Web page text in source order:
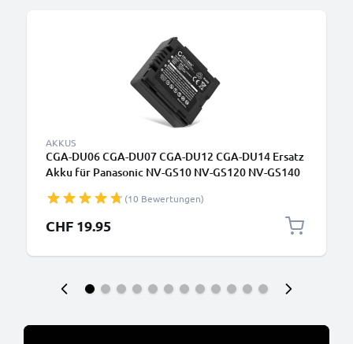
AKKUS
CGA-DU06 CGA-DU07 CGA-DU12 CGA-DU14 Ersatz
Akku für Panasonic NV-GS10 NV-GS120 NV-GS140
GS200 - Kamera Ersatzakku - Kameraakku 750mAh,
Batterie
(10 Bewertungen)
CHF 19.95